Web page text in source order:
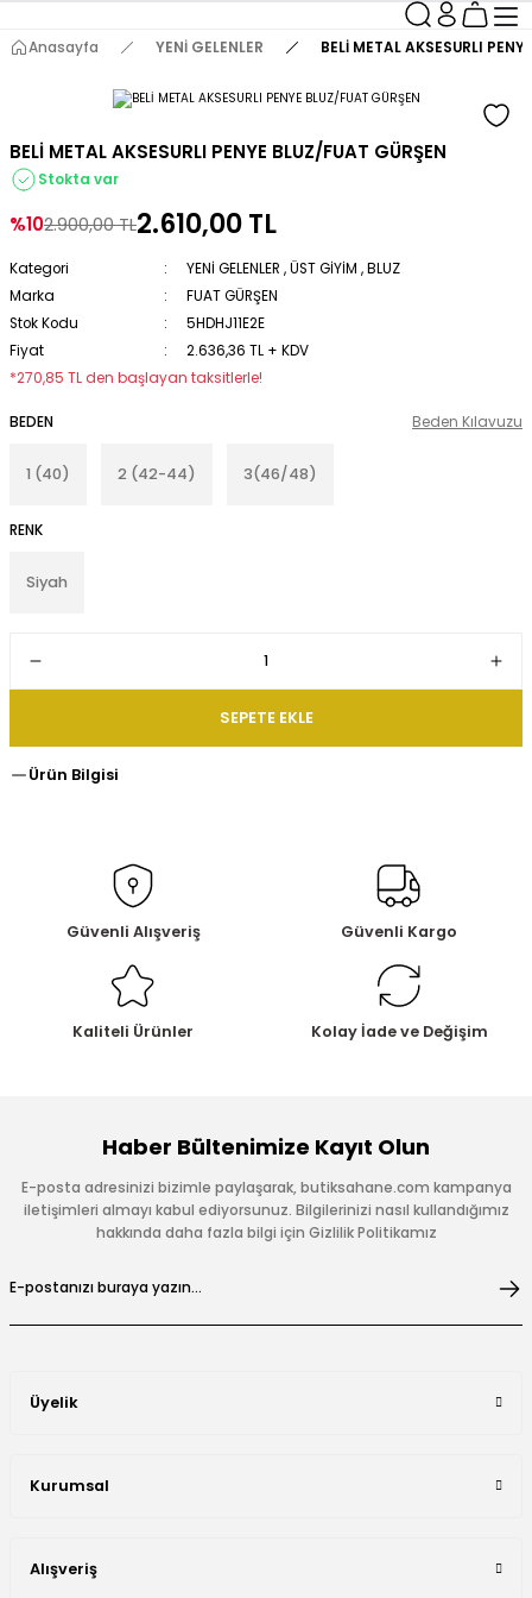
Anasayfa YENİ GELENLER BELİ METAL AKSESURLI
BELİ METAL AKSESURLI PENYE BLUZ/FUAT GÜRŞEN
Stokta var
%102.900,00 TL2.610,00 TL
Kategori YENİ GELENLER ,ÜST GİYİM ,BLUZ
Marka
FUAT GÜRŞEN
Stok Kodu
5HDHJ11E2E
Fiyat
2.636,36 TL + KDV
*270,85 TL den başlayan taksitlerle!
BEDEN
1 (40) 2 (42-44) 3(46/48)
RENK
Siyah
Beden Kılavuzu
SEPETE EKLE
Ürün Bilgisi
Güvenli Alışveriş Güvenli Kargo
Kaliteli Ürünler Kolay İade ve Değişim
Haber Bültenimize Kayıt Olun
E-posta adresinizi bizimle paylaşarak, butiksahane.com kampanya
iletişimleri almayı kabul ediyorsunuz. Bilgilerinizi nasıl kullandığımız
hakkında daha fazla bilgi için Gizlilik Politikamız
Üyelik
Kurumsal
Alışveriş